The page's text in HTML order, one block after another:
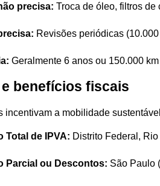
precisa: Troca de óleo, filtros de
Revisões periódicas
Geralmente 6 anos ou 150.000
benefícios fiscais
incentivam a mobilidade
Total de IPVA: Distrito Federal,
Parcial ou Descontos: São Paulo